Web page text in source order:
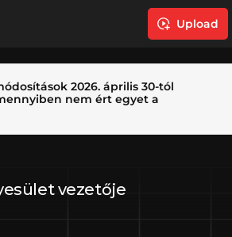
Upload
2026. április 30-tól
nem ért egyet a